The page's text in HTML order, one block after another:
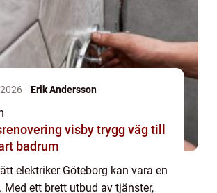
Erik Andersson
visby trygg väg till
badrum
elektriker Göteborg kan vara en
Med ett brett utbud av tjänster,